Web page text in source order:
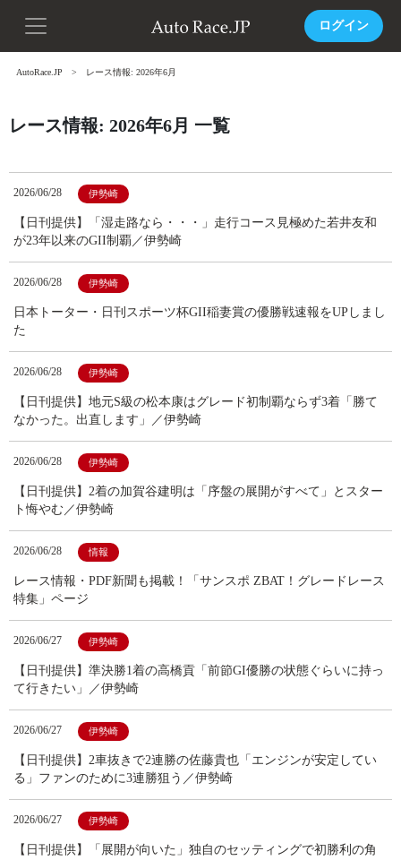
ログイン
AutoRace.JP レース情報: 2026年6月
レース情報: 2026年6月 一覧
2026/06/28 伊勢崎
【日刊提供】「湿走路なら・・・」走行コース見極めた若井友和
が23年以来のGII制覇／伊勢崎
2026/06/28 伊勢崎
日本トーター・日刊スポーツ杯GII稲妻賞の優勝戦速報をUPしまし
た
2026/06/28 伊勢崎
【日刊提供】地元S級の松本康はグレード初制覇ならず3着「勝て
なかった。出直します」／伊勢崎
2026/06/28 伊勢崎
【日刊提供】2着の加賀谷建明は「序盤の展開がすべて」とスター
ト悔やむ／伊勢崎
2026/06/28 情報
レース情報・PDF新聞も掲載！「サンスポ ZBAT！グレードレース
特集」ページ
2026/06/27 伊勢崎
【日刊提供】準決勝1着の高橋貢「前節GI優勝の状態ぐらいに持っ
て行きたい」／伊勢崎
2026/06/27 伊勢崎
【日刊提供】2車抜きで2連勝の佐藤貴也「エンジンが安定してい
る」ファンのために3連勝狙う／伊勢崎
2026/06/27 伊勢崎
【日刊提供】「展開が向いた」独自のセッティングで初勝利の角